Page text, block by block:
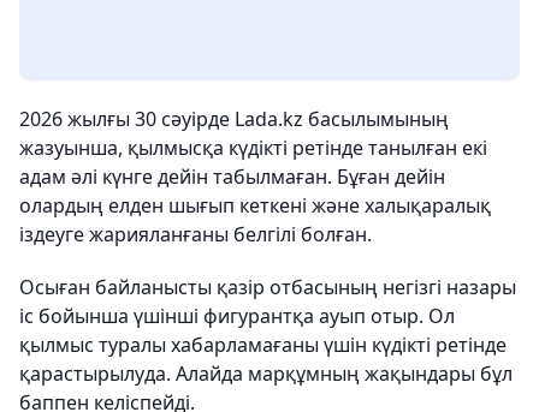
2026 жылғы 30 сәуірде Lada.kz басылымының
жазуынша, қылмысқа күдікті ретінде танылған екі
адам әлі күнге дейін табылмаған. Бұған дейін
олардың елден шығып кеткені және халықаралық
іздеуге жарияланғаны белгілі болған.
Осыған байланысты қазір отбасының негізгі назары
іс бойынша үшінші фигурантқа ауып отыр. Ол
қылмыс туралы хабарламағаны үшін күдікті ретінде
қарастырылуда. Алайда марқұмның жақындары бұл
баппен келіспейді.